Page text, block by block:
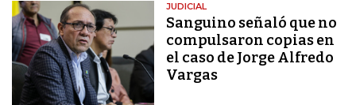
JUDICIAL
Sanguino señaló que no
compulsaron copias en
el caso de Jorge Alfredo
Vargas